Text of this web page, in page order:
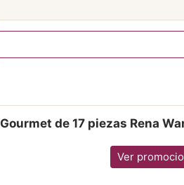
Gourmet de 17 piezas Rena
Ver